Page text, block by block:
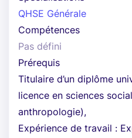
QHSE Générale
Compétences
Pas défini
Prérequis
Titulaire d’un diplôme
licence en sciences
anthropologie),
Expérience de travail :